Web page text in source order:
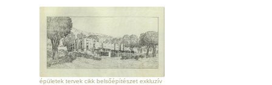
épületek tervek cikk belsőépítészet exkluzív